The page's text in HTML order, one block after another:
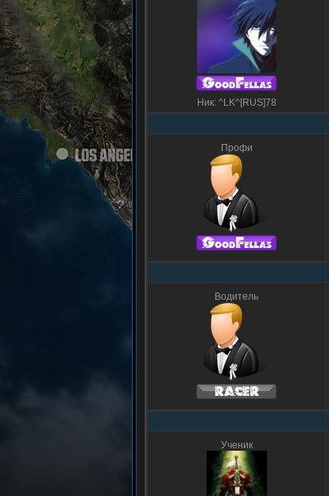
Ник: ^LK^[RUS]78
Профи
Водитель
Ученик